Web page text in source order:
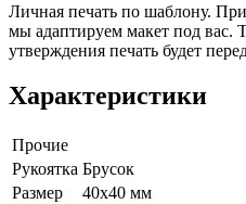
Личная печать по шаблону. При
мы адаптируем макет под вас.
утверждения печать будет
Характеристики
Прочие
Рукоятка Брусок
Размер
40х40 мм